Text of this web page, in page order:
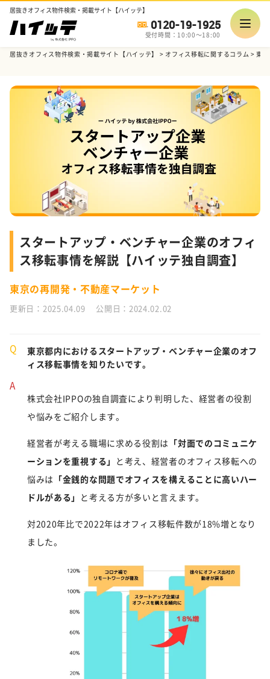
居抜きオフィス物件検索・掲載サイト【ハイッテ】
0120-19-1925
受付時間：10:00～18:00
居抜きオフィス物件検索・掲載サイト【ハイッテ】 > オフィス移転に関するコラム >東
スタートアップ・ベンチャー企業のオフィ
ス移転事情を解説【ハイッテ独自調査】
東京の再開発・不動産マーケット
更新日：2025.04.09 公開日：2024.02.02
Q
東京都内におけるスタートアップ・ベンチャー企業のオフ
ィス移転事情を知りたいです。
A
株式会社IPPOの独自調査により判明した、経営者の役割
や悩みをご紹介します。
経営者が考える職場に求める役割は 「対面でのコミュニケ
ーションを重視する」 と考え、経営者のオフィス移転への
悩みは 「金銭的な問題でオフィスを構えることに高いハー
ドルがある」 と考える方が多いと言えます。
対2020年比で2022年はオフィス移転件数が18%増となり
ました。